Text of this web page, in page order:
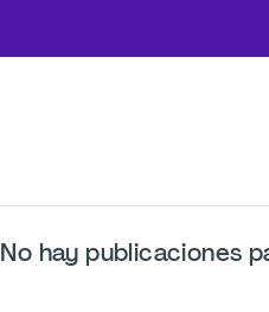
No hay publicaciones